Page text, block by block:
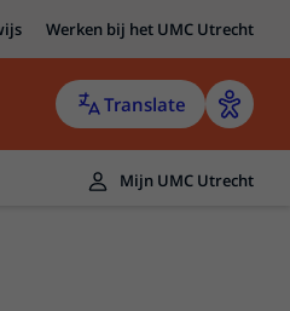
Werken bij het UMC Utrecht
Translate
Mijn UMC Utrecht